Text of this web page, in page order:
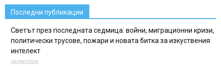
Последни публикации
Светът през последната седмица: войни, миграционни кризи,
политически трусове, пожари и новата битка за изкуствения
интелект
06/08/2026